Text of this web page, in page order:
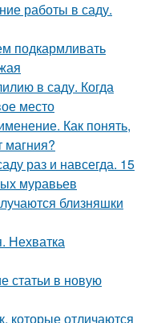
работы в саду.
подкармливать
в саду. Когда
место
Как понять,
магния?
раз и навсегда. 15
муравьев
близняшки
Нехватка
статьи в новую
которые отличаются